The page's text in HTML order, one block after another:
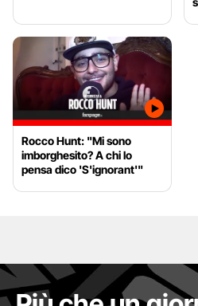
Rocco Hunt: "Mi sono
imborghesito? A chi lo
pensa dico 'S'ignorant'"